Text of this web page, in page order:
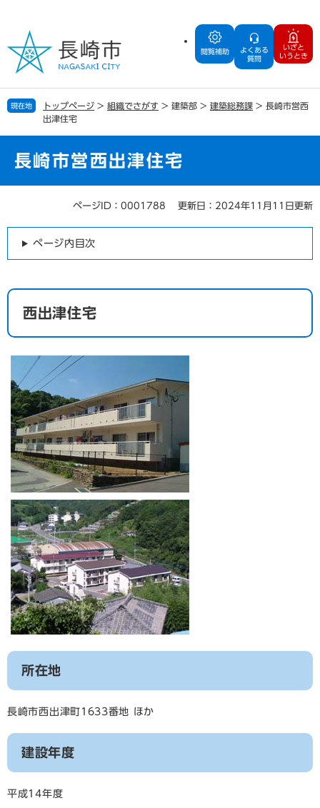
の
で
す
ー
ば
し
閲覧補助
よくある
質問
いざと
いうとき
現在地 トップページ > 組織でさがす > 建築部 > 建築総務課 > 長崎市営西
出津住宅
長崎市営西出津住宅
ページID：0001788 更新日：2024年11月11日更新
ページ内目次
西出津住宅
所在地
長崎市西出津町1633番地 ほか
建設年度
平成14年度